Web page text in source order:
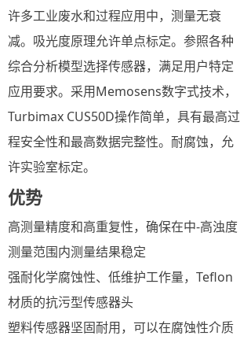
许多工业废水和过程应用中，测量无衰
减。吸光度原理允许单点标定。参照各种
综合分析模型选择传感器，满足用户特定
应用要求。采用Memosens数字式技术，
Turbimax CUS50D操作简单，具有最高过
程安全性和最高数据完整性。耐腐蚀，允
许实验室标定。
优势
高测量精度和高重复性，确保在中-高浊度
测量范围内测量结果稳定
强耐化学腐蚀性、低维护工作量，Teflon
材质的抗污型传感器头
塑料传感器坚固耐用，可以在腐蚀性介质